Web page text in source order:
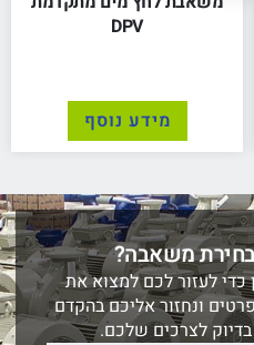
DPV
מידע נוסף
משאבה?
כדי לעזור לכם למצוא את
ונחזור אליכם בהקדם
לצרכים שלכם.